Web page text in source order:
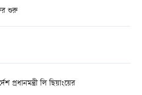
শুরু
প্রধানমন্ত্রী লি ছিয়াংয়ের